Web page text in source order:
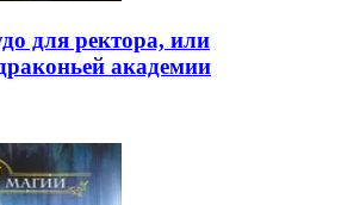
для ректора, или
академии